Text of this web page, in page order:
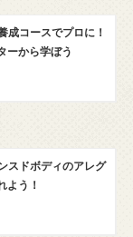
成コースでプロに！
ーから学ぼう
スドボディのアレグ
よう！